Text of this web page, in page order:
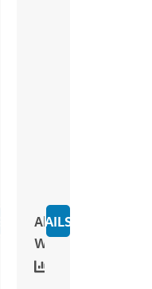
600D LIMITED
MERIDIAN 600D
VANTOURER 600D
Alle
Werte
DETAILS
ZU